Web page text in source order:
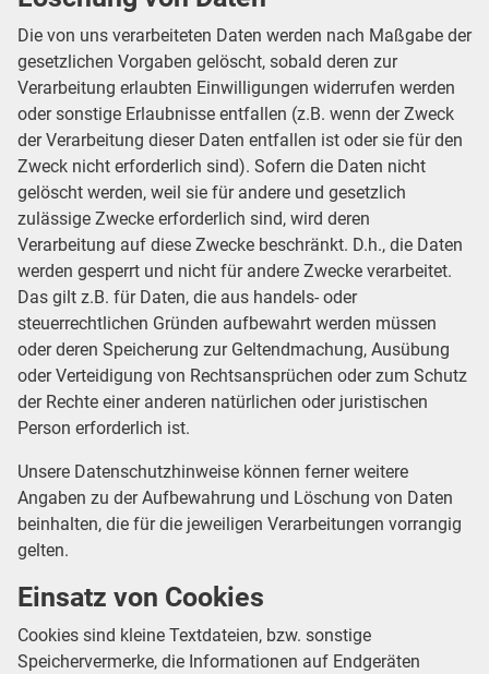
Die von uns verarbeiteten Daten werden nach Maßgabe der
gesetzlichen Vorgaben gelöscht, sobald deren zur
Verarbeitung erlaubten Einwilligungen widerrufen werden
oder sonstige Erlaubnisse entfallen (z.B. wenn der Zweck
der Verarbeitung dieser Daten entfallen ist oder sie für den
Zweck nicht erforderlich sind). Sofern die Daten nicht
gelöscht werden, weil sie für andere und gesetzlich
zulässige Zwecke erforderlich sind, wird deren
Verarbeitung auf diese Zwecke beschränkt. D.h., die Daten
werden gesperrt und nicht für andere Zwecke verarbeitet.
Das gilt z.B. für Daten, die aus handels- oder
steuerrechtlichen Gründen aufbewahrt werden müssen
oder deren Speicherung zur Geltendmachung, Ausübung
oder Verteidigung von Rechtsansprüchen oder zum Schutz
der Rechte einer anderen natürlichen oder juristischen
Person erforderlich ist.
Unsere Datenschutzhinweise können ferner weitere
Angaben zu der Aufbewahrung und Löschung von Daten
beinhalten, die für die jeweiligen Verarbeitungen vorrangig
gelten.
Einsatz von Cookies
Cookies sind kleine Textdateien, bzw. sonstige
Speichervermerke, die Informationen auf Endgeräten